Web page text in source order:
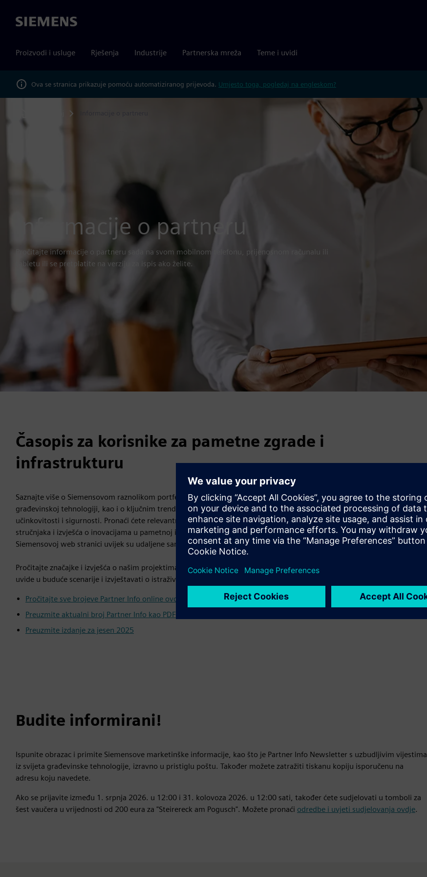
Siemens
Proizvodi i usluge Rješenja Industrije Partnerska mreža Teme i uvidi
Ova se stranica prikazuje pomoću automatiziranog prijevoda. Umjesto toga, pogledaj na engleskom?
Informacije o partneru
Pročitajte informacije o partneru sada na svom mobilnom telefonu, prijenosnom računalu ili
tabletu ili se pretplatite na verziju za ispis ako želite.
Časopis za korisnike za pametne zgrade i
infrastrukturu
Saznajte više o Siemensovom raznolikom portfelju i globalnim aktivnostima u
građevinskoj tehnologiji, kao i o ključnim trendovima u udobnosti, energetskoj
učinkovitosti i sigurnosti. Pronaći ćete relevantne videozapise, međunarodne intervjue
stručnjaka i izvješća o inovacijama u pametnoj infrastrukturi. Dodatne informacije na
Siemensovoj web stranici uvijek su udaljene samo jedan klik.
Pročitajte značajke i izvješća o našim projektima i referencama kupaca. Podijelit ćemo
uvide u buduće scenarije i izvještavati o istraživanju i razvoju.
Pročitajte sve brojeve Partner Info online ovdje
Preuzmite aktualni broj Partner Info kao PDF ovdje
Preuzmite izdanje za jesen 2025
Budite informirani!
Ispunite obrazac i primite Siemensove marketinške informacije, kao što je Partner Info Newsletter s uzbudljivim vijestima
iz svijeta građevinske tehnologije, izravno u pristiglu poštu. Također možete zatražiti tiskanu kopiju isporučenu na
adresu koju navedete.
Ako se prijavite između 1. srpnja 2026. u 12:00 i 31. kolovoza 2026. u 12:00 sati, također ćete sudjelovati u tomboli za
šest vaučera u vrijednosti od 200 eura za "Steirereck am Pogusch". Možete pronaći odredbe i uvjeti sudjelovanja ovdje.